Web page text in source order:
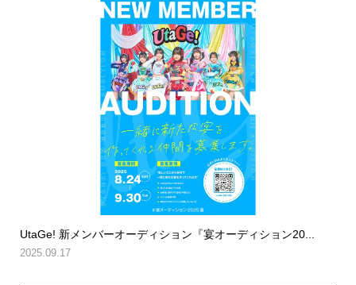
UtaGe! 新メンバーオーディション『宴オーディション20...
2025.09.17